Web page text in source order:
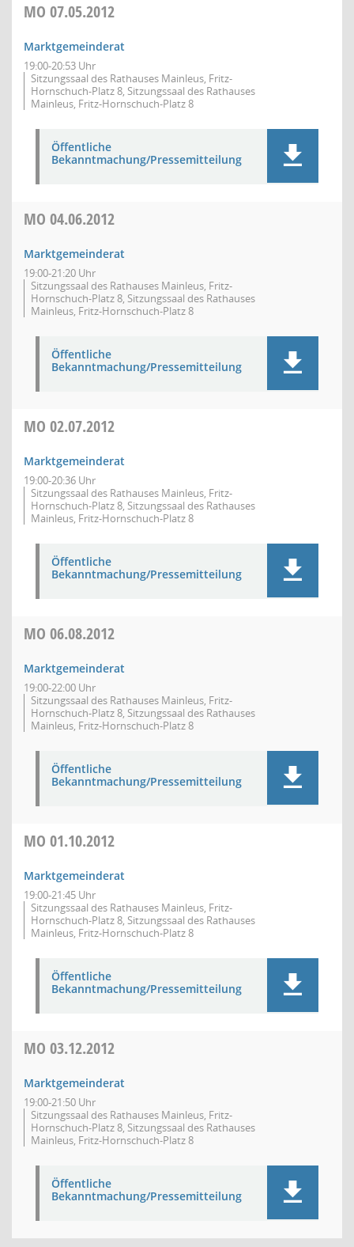
MO 07.05.2012
Marktgemeinderat
19:00-20:53 Uhr
Sitzungssaal des Rathauses Mainleus, Fritz-
Hornschuch-Platz 8, Sitzungssaal des Rathauses
Mainleus, Fritz-Hornschuch-Platz 8
Öffentliche
Bekanntmachung/Pressemitteilung
MO 04.06.2012
Marktgemeinderat
19:00-21:20 Uhr
Sitzungssaal des Rathauses Mainleus, Fritz-
Hornschuch-Platz 8, Sitzungssaal des Rathauses
Mainleus, Fritz-Hornschuch-Platz 8
Öffentliche
Bekanntmachung/Pressemitteilung
MO 02.07.2012
Marktgemeinderat
19:00-20:36 Uhr
Sitzungssaal des Rathauses Mainleus, Fritz-
Hornschuch-Platz 8, Sitzungssaal des Rathauses
Mainleus, Fritz-Hornschuch-Platz 8
Öffentliche
Bekanntmachung/Pressemitteilung
MO 06.08.2012
Marktgemeinderat
19:00-22:00 Uhr
Sitzungssaal des Rathauses Mainleus, Fritz-
Hornschuch-Platz 8, Sitzungssaal des Rathauses
Mainleus, Fritz-Hornschuch-Platz 8
Öffentliche
Bekanntmachung/Pressemitteilung
MO 01.10.2012
Marktgemeinderat
19:00-21:45 Uhr
Sitzungssaal des Rathauses Mainleus, Fritz-
Hornschuch-Platz 8, Sitzungssaal des Rathauses
Mainleus, Fritz-Hornschuch-Platz 8
Öffentliche
Bekanntmachung/Pressemitteilung
MO 03.12.2012
Marktgemeinderat
19:00-21:50 Uhr
Sitzungssaal des Rathauses Mainleus, Fritz-
Hornschuch-Platz 8, Sitzungssaal des Rathauses
Mainleus, Fritz-Hornschuch-Platz 8
Öffentliche
Bekanntmachung/Pressemitteilung